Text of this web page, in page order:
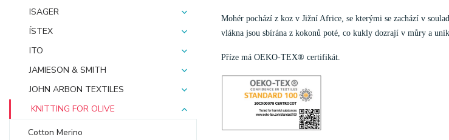
ISAGER
ÍSTEX
ITO
JAMIESON & SMITH
JOHN ARBON TEXTILES
KNITTING FOR OLIVE
Cotton Merino
Mohér pochází z koz v Jižní Africe, se kterými se zachází v
vlákna jsou sbírána z kokonů poté, co kukly dozrají v můry a
Příze má OEKO-TEX® certifikát.